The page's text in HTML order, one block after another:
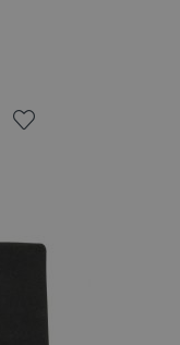
aan
verlanglijst